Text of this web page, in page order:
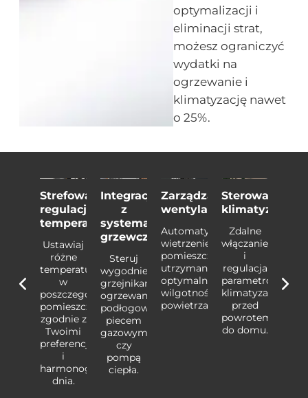
optymalizacji i
eliminacji strat,
możesz ograniczyć
wydatki na
ogrzewanie i
klimatyzację nawet
o 25%.
Strefowa
regulacja
temperatury
Ustawiaj
różne
temperatury
w
poszczególnych
pomieszczeniach,
zgodnie z
Twoimi
preferencjami
i
harmonogramem
dnia.
Integracja
z
systemami
grzewczymi
Steruj
wygodnie
grzejnikami,
ogrzewaniem
podłogowym,
piecem
gazowym
czy
pompą
ciepła.
Zarządzanie
wentylacją
Automatyczne
wietrzenie
pomieszczeń,
utrzymanie
optymalnej
wilgotności
powietrza.
Sterowanie
klimatyzacją
Zdalne
włączanie/
i
regulacja
parametrów
klimatyzacji
przed
powrotem
do domu.